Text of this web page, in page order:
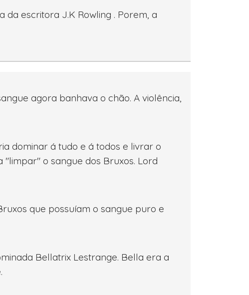
escritora J.K Rowling . Porem, a
agora banhava o chão. A violência,
dominar á tudo e á todos e livrar o
o sangue dos Bruxos. Lord
que possuíam o sangue puro e
Bellatrix Lestrange. Bella era a